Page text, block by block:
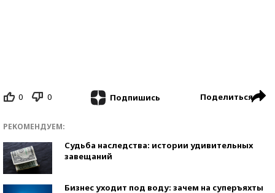
0 0 Подпишись Поделиться
РЕКОМЕНДУЕМ:
Судьба наследства: истории удивительных
завещаний
Бизнес уходит под воду: зачем на суперъяхты